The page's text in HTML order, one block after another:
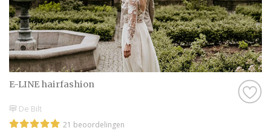
E-LINE hairfashion
De Bilt
21 beoordelingen